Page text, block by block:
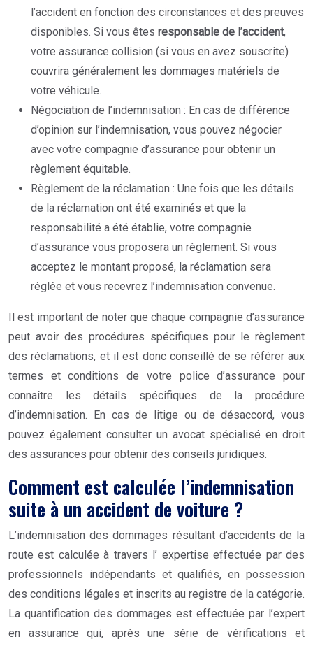
l’accident en fonction des circonstances et des preuves
disponibles. Si vous êtes responsable de l’accident,
votre assurance collision (si vous en avez souscrite)
couvrira généralement les dommages matériels de
votre véhicule.
Négociation de l’indemnisation : En cas de différence
d’opinion sur l’indemnisation, vous pouvez négocier
avec votre compagnie d’assurance pour obtenir un
règlement équitable.
Règlement de la réclamation : Une fois que les détails
de la réclamation ont été examinés et que la
responsabilité a été établie, votre compagnie
d’assurance vous proposera un règlement. Si vous
acceptez le montant proposé, la réclamation sera
réglée et vous recevrez l’indemnisation convenue.
Il est important de noter que chaque compagnie d’assurance
peut avoir des procédures spécifiques pour le règlement
des réclamations, et il est donc conseillé de se référer aux
termes et conditions de votre police d’assurance pour
connaître les détails spécifiques de la procédure
d’indemnisation. En cas de litige ou de désaccord, vous
pouvez également consulter un avocat spécialisé en droit
des assurances pour obtenir des conseils juridiques.
Comment est calculée l’indemnisation
suite à un accident de voiture ?
L’indemnisation des dommages résultant d’accidents de la
route est calculée à travers l’ expertise effectuée par des
professionnels indépendants et qualifiés, en possession
des conditions légales et inscrits au registre de la catégorie.
La quantification des dommages est effectuée par l’expert
en assurance qui, après une série de vérifications et